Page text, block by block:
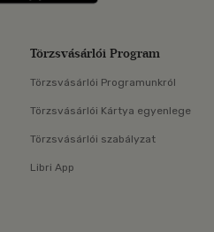
Törzsvásárlói Program
Törzsvásárlói Programunkról
Törzsvásárlói Kártya egyenlege
Törzsvásárlói szabályzat
Libri App